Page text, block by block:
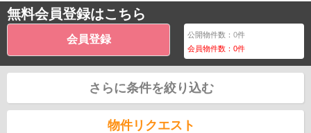
無料会員登録はこちら
会員登録 公開物件数：0件
会員物件数：0件
さらに条件を絞り込む
物件リクエスト